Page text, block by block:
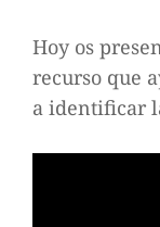
Hoy os
recurso que
a identificar